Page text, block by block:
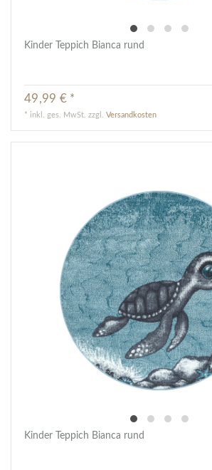
Kinder Teppich Bianca rund
49,99 € *
* inkl. ges. MwSt. zzgl.Versandkosten
Kinder Teppich Bianca rund